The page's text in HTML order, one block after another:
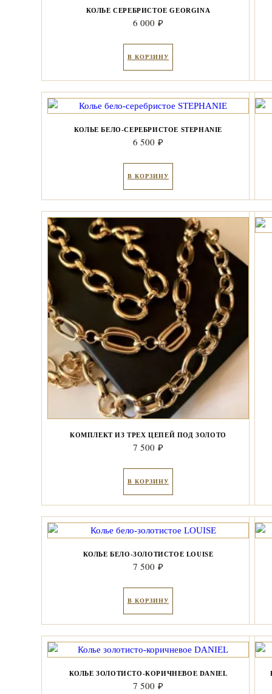
КОЛЬЕ СЕРЕБРИСТОЕ GEORGINA
6 000 ₽
В КОРЗИНУ
КОЛЬЕ БЕЛО-СЕРЕБРИСТОЕ STEPHANIE
6 500 ₽
В КОРЗИНУ
КОМПЛЕКТ ИЗ ТРЕХ ЦЕПЕЙ ПОД ЗОЛОТО
7 500 ₽
В КОРЗИНУ
КОЛЬЕ БЕЛО-ЗОЛОТИСТОЕ LOUISE
7 500 ₽
В КОРЗИНУ
КОЛЬЕ ЗОЛОТИСТО-КОРИЧНЕВОЕ DANIEL
7 500 ₽